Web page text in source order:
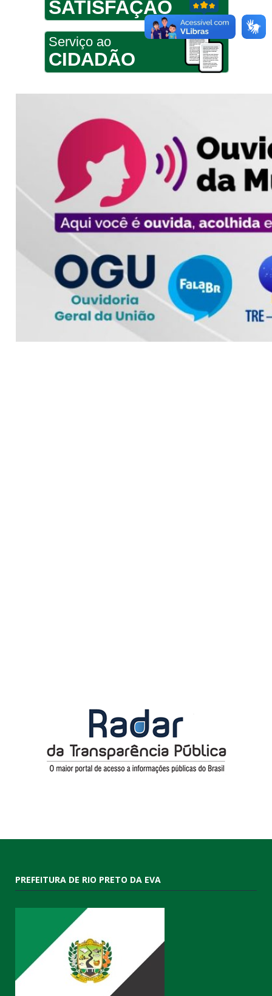
SATISFAÇÃO
Serviço ao
CIDADÃO
PREFEITURA DE RIO PRETO DA EVA